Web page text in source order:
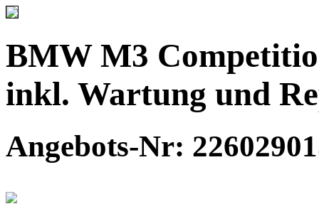
BMW M3
inkl. Wartung und
Angebots-Nr: